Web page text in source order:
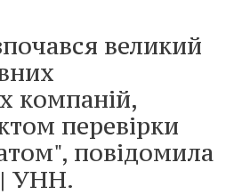
великий
компаній,
перевірки
повідомила
УНН.